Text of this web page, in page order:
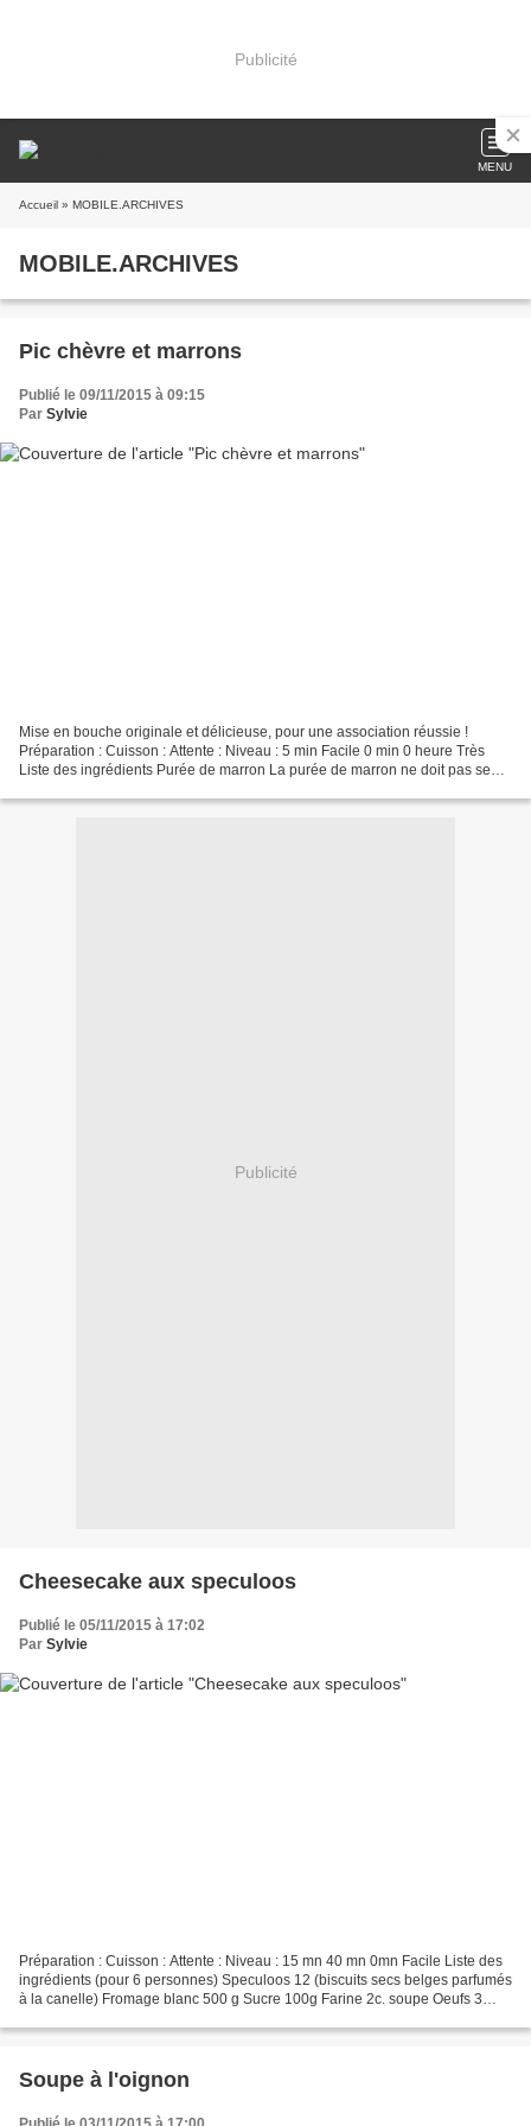
Publicité
MENU
Accueil » MOBILE.ARCHIVES
MOBILE.ARCHIVES
Pic chèvre et marrons
Publié le 09/11/2015 à 09:15
Par Sylvie
Mise en bouche originale et délicieuse, pour une association réussie !
Préparation : Cuisson : Attente : Niveau : 5 min Facile 0 min 0 heure Très
Liste des ingrédients Purée de marron La purée de marron ne doit pas se
Publicité
Cheesecake aux speculoos
Publié le 05/11/2015 à 17:02
Par Sylvie
Préparation : Cuisson : Attente : Niveau : 15 mn 40 mn 0mn Facile Liste des
ingrédients (pour 6 personnes) Speculoos 12 (biscuits secs belges parfumés
à la canelle) Fromage blanc 500 g Sucre 100g Farine 2c. soupe Oeufs 3
Soupe à l'oignon